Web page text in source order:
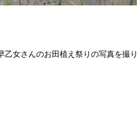
乙女さんのお田植え祭りの写真を撮